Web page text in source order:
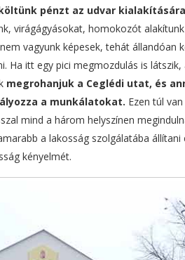
pénzt az udvar
virágágyásokat, homokozót
vagyunk képesek, tehát állandóan
Ha itt egy pici megmozdulás is
megrohanjuk a Ceglédi utat, és
a munkálatokat. Ezen túl
mind a három helyszínen
a lakosság szolgálatába
kényelmét.